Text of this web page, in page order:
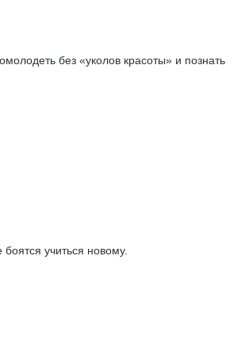
без «уколов красоты» и познать
учиться новому.